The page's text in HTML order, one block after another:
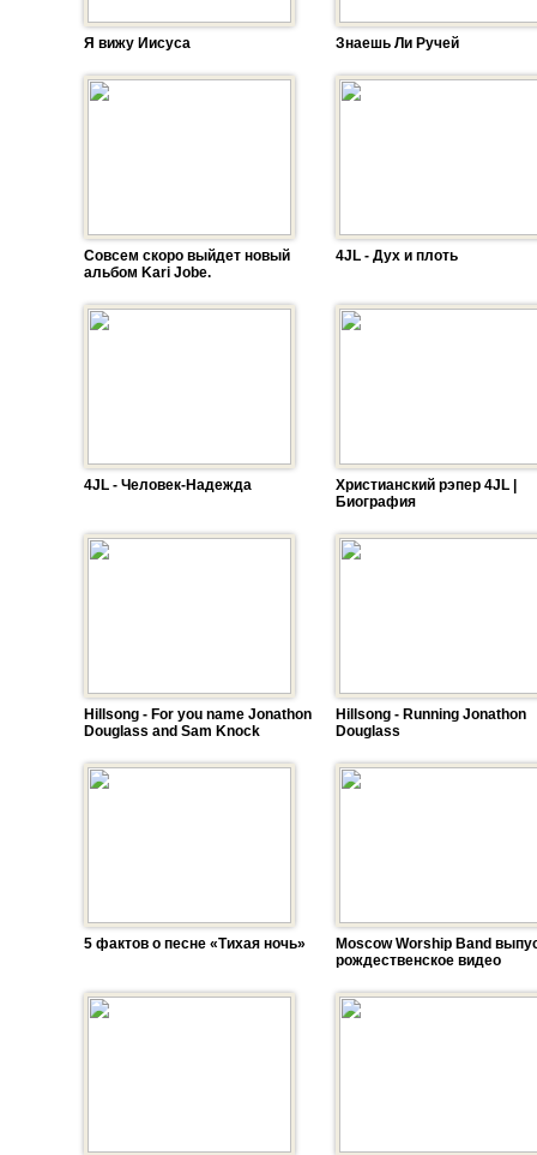
Я вижу Иисуса Знаешь Ли Ручей
Совсем скоро выйдет новый
альбом Kari Jobe.
4JL - Дух и плоть
4JL - Человек-Надежда
Христианский рэпер 4JL |
Биография
Hillsong - For you name Jonathon
Douglass and Sam Knock
Hillsong - Running Jonathon
Douglass
5 фактов о песне «Тихая ночь»
Moscow Worship Band
рождественское видео